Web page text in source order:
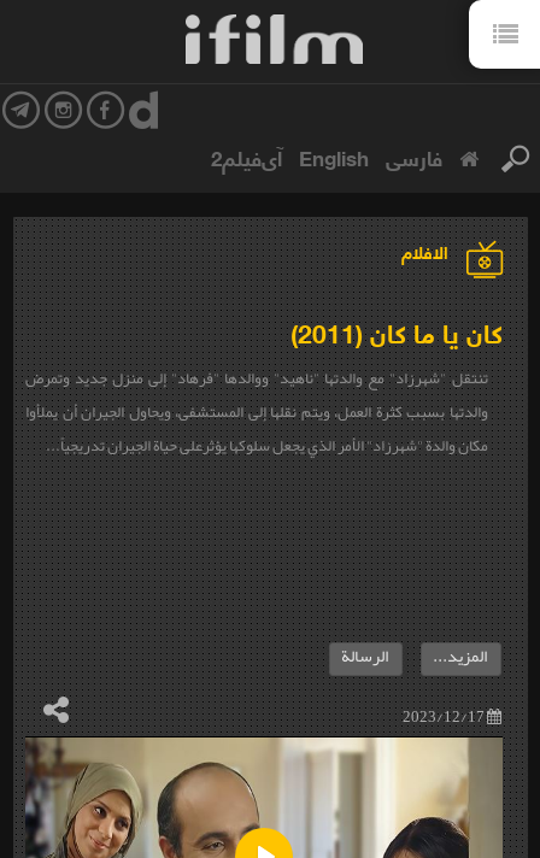
فارسی English آی‌فیلم2
الافلام
كان يا ما كان (2011)
تنتقل "شهرزاد" مع والدتها "ناهيد" ووالدها "فرهاد" إلى منزل جديد وتمرض
والدتها بسبب كثرة العمل، ويتم نقلها إلى المستشفى، ويحاول الجيران أن يملأوا
مكان والدة "شهرزاد" الأمر الذي يجعل سلوكها يؤثرعلى حياة الجيران تدريجياً...
2023/12/17
المزيد... الرسالة